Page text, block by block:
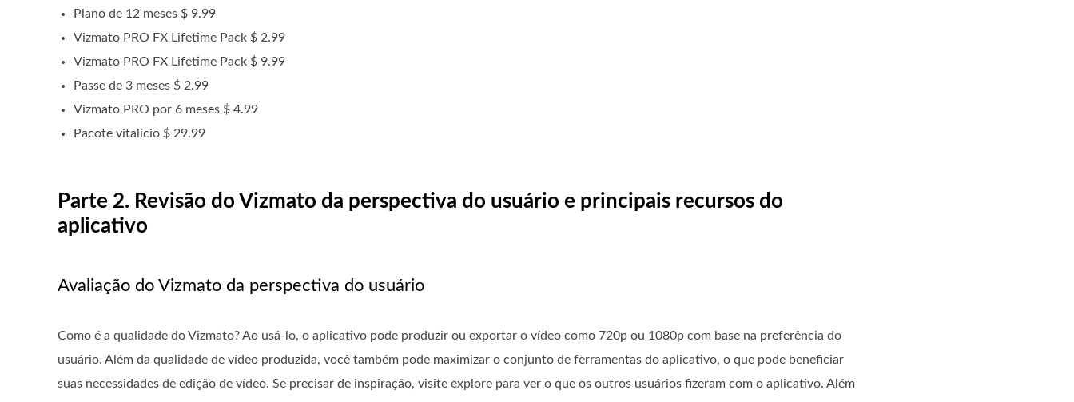
Plano de 12 meses $ 9.99
Vizmato PRO FX Lifetime Pack $ 2.99
Vizmato PRO FX Lifetime Pack $ 9.99
Passe de 3 meses $ 2.99
Vizmato PRO por 6 meses $ 4.99
Pacote vitalício $ 29.99
Parte 2. Revisão do Vizmato da perspectiva do usuário e principais recursos do
aplicativo
Avaliação do Vizmato da perspectiva do usuário
Como é a qualidade do Vizmato? Ao usá-lo, o aplicativo pode produzir ou exportar o vídeo como 720p ou 1080p com base na preferência do
usuário. Além da qualidade de vídeo produzida, você também pode maximizar o conjunto de ferramentas do aplicativo, o que pode beneficiar
suas necessidades de edição de vídeo. Se precisar de inspiração, visite explore para ver o que os outros usuários fizeram com o aplicativo. Além